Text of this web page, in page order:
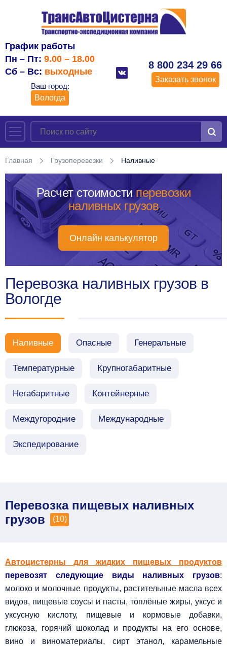
График работы
Пн – Пт: 9.00 – 18.00
Сб – Вс: выходные
Ваш город:
Вологда
8 800 234 29 66
Заказать звонок
Главная Грузоперевозки Наливные
Расчет стоимости перевозки
наливных грузов
Онлайн калькулятор
Перевозка наливных грузов в
Вологде
Наливные Опасные Генеральные
Температурные Крупногабаритные
Негабаритные Контейнерные
Междугородние Международные
Экспедирование
Перевозка пищевых наливных
грузов
(10)
Автоцистерны для жидких пищевых продуктов
перевозят следующие виды наливных грузов:
молоко и молочные продукты, растительные масла всех
видов, пищевые соусы и пасты, топлёные жиры, уксус и
уксусную кислоту, пищевые и кормовые добавки,
глюкоза, горячий шоколад и продукты на его основе,
вино и виноматериалы, сирт этанол, карамельные